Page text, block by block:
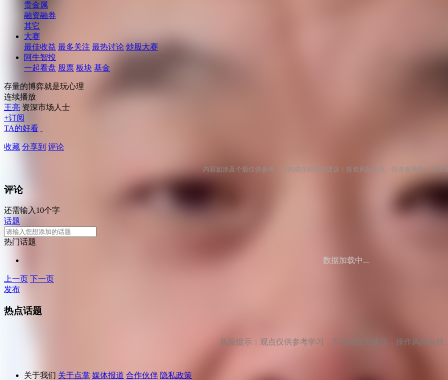
贵金属
融资融券
其它
大赛
最佳收益 最多关注 最热讨论 炒股大赛
阿牛智投
一起看盘 股票 板块 基金
存量的博弈就是玩心理
连续播放
王亮 资深市场人士
+订阅
TA的好看
收藏 分享到 评论
内容如涉及个股仅供参考，不构成任何投资建议！投资风险自负。投资有风险，入市
评论
还需输入10个字
话题
热门话题
数据加载中...
上一页 下一页
发布
热点话题
风险提示：观点仅供参考学习，不构成投资建议，操作风险自担
关于我们 关于点掌 媒体报道 合作伙伴 隐私政策